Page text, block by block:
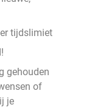
tijdslimiet
gehouden
of
je